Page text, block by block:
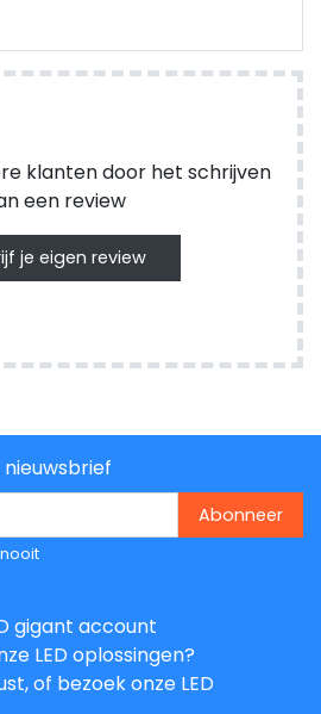
klanten door het schrijven
een review
je eigen review
Abonneer
gigant account
LED oplossingen?
of bezoek onze LED